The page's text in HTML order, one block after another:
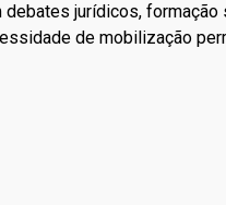
jurídicos,
de mobilização